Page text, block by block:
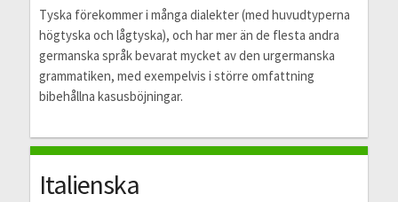
Tyska förekommer i många dialekter (med huvudtyperna
högtyska och lågtyska), och har mer än de flesta andra
germanska språk bevarat mycket av den urgermanska
grammatiken, med exempelvis i större omfattning
bibehållna kasusböjningar.
Italienska